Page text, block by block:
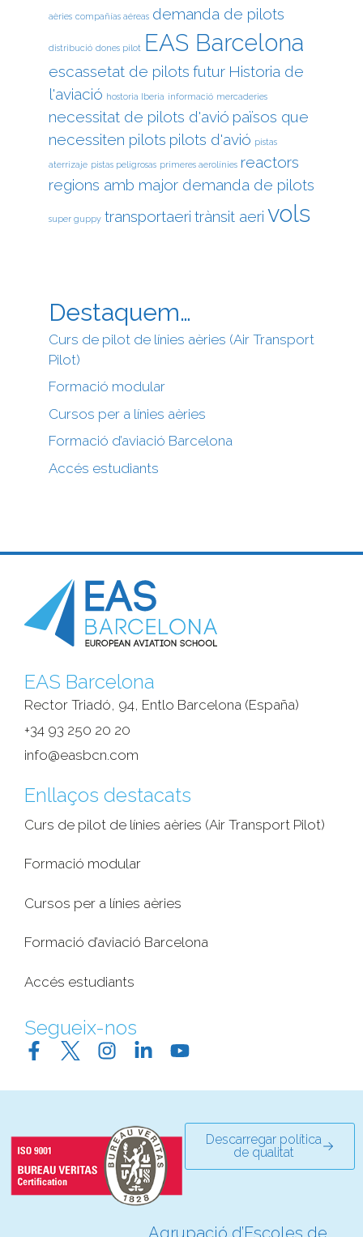
aèries compañías aéreas demanda de pilots
distribució dones pilot EAS Barcelona
escassetat de pilots futur Historia de
l'aviació hostoria Iberia informació mercaderies
necessitat de pilots d'avió països que
necessiten pilots pilots d'avió pistas
aterrizaje pistas peligrosas primeres aerolínies reactors
regions amb major demanda de pilots
super guppy transportaeri trànsit aeri vols
Destaquem…
Curs de pilot de línies aèries (Air Transport
Pilot)
Formació modular
Cursos per a línies aèries
Formació d’aviació Barcelona
Accés estudiants
EAS Barcelona
Rector Triadó, 94, Entlo Barcelona (España)‎
+34 93 250 20 20
info@easbcn.com
Enllaços destacats
Curs de pilot de línies aèries (Air Transport Pilot)
Formació modular
Cursos per a línies aèries
Formació d’aviació Barcelona
Accés estudiants
Segueix-nos
Descarregar política
de qualitat
Agrupació d’Escoles de